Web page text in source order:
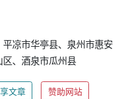
凉市华亭县、泉州市惠安
、酒泉市瓜州县
文章 赞助网站